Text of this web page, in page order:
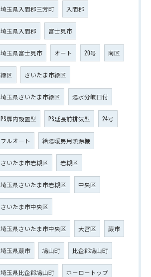
埼玉県入間郡三芳町 入間郡
埼玉県入間郡 富士見市
埼玉県富士見市 オート 20号 南区
緑区 さいたま市緑区
埼玉県さいたま市緑区 湯水分岐口付
PS扉内設置型 PS延長前排気型 24号
フルオート 給湯暖房用熱源機
さいたま市岩槻区 岩槻区
埼玉県さいたま市岩槻区 中央区
さいたま市中央区
埼玉県さいたま市中央区 大宮区 蕨市
埼玉県蕨市 鳩山町 比企郡鳩山町
埼玉県比企郡鳩山町 ホーロートップ